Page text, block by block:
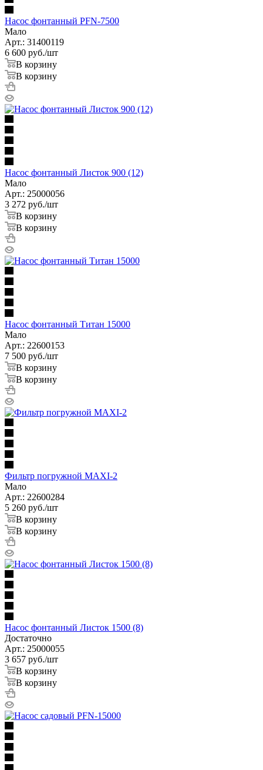
Насос фонтанный PFN-7500
Мало
Арт.: 31400119
6 600 руб./шт
В корзину
В корзину
Насос фонтанный Листок 900 (12)
Мало
Арт.: 25000056
3 272 руб./шт
В корзину
В корзину
Насос фонтанный Титан 15000
Мало
Арт.: 22600153
7 500 руб./шт
В корзину
В корзину
Фильтр погружной МАХI-2
Мало
Арт.: 22600284
5 260 руб./шт
В корзину
В корзину
Насос фонтанный Листок 1500 (8)
Достаточно
Арт.: 25000055
3 657 руб./шт
В корзину
В корзину